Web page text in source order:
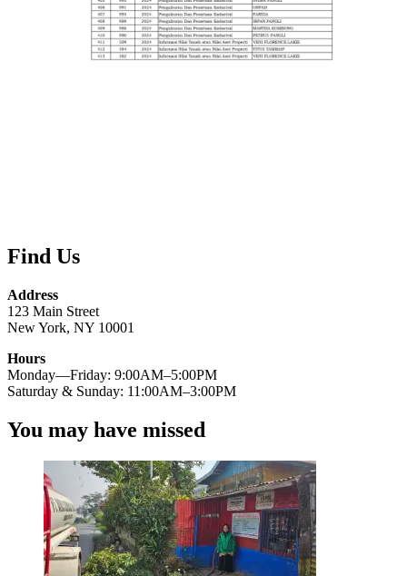
Find Us
Address
123 Main Street
New York, NY 10001
Hours
Monday—Friday: 9:00AM–5:00PM
Saturday & Sunday: 11:00AM–3:00PM
You may have missed